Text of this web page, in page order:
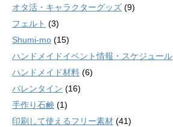
オタ活・キャラクターグッズ (9)
フェルト (3)
Shumi-mo (15)
ハンドメイドイベント情報・スケジュール
ハンドメイド材料 (6)
バレンタイン (16)
手作り石鹸 (1)
印刷して使えるフリー素材 (41)